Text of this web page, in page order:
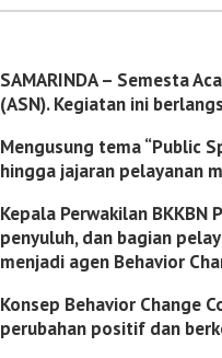
SAMARINDA – Semesta
(ASN). Kegiatan ini
Mengusung tema “Public
hingga jajaran pelayanan
Kepala Perwakilan
penyuluh, dan bagian
menjadi agen Behavior
Konsep Behavior Change
perubahan positif dan